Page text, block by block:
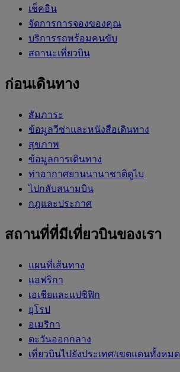
เช็คอิน
จัดการการจองของคุณ
บริการรถพร้อมคนขับ
สถานะเที่ยวบิน
ก่อนเดินทาง
สัมภาระ
ข้อมูลวีซ่าและหนังสือเดินทาง
สุขภาพ
ข้อมูลการเดินทาง
ท่าอากาศยานนานาชาติดูไบ
ไปกลับสนามบิน
กฎและประกาศ
สถานที่ที่มีเที่ยวบินของเรา
แผนที่เส้นทาง
แอฟริกา
เอเชียและแปซิฟิก
ยุโรป
อเมริกา
ตะวันออกกลาง
เที่ยวบินไปยังประเทศ/เขตแดนทั้งหมด